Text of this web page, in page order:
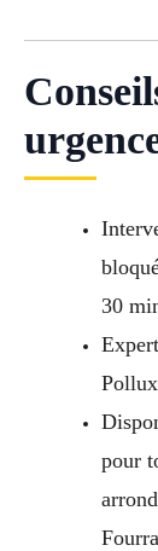
30
pour